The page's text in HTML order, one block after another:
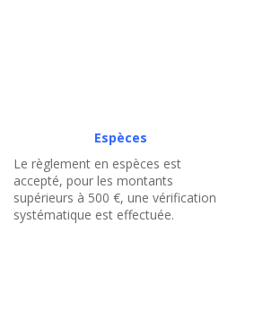
Espèces
Le règlement en espèces est
accepté, pour les montants
supérieurs à 500 €, une vérification
systématique est effectuée.